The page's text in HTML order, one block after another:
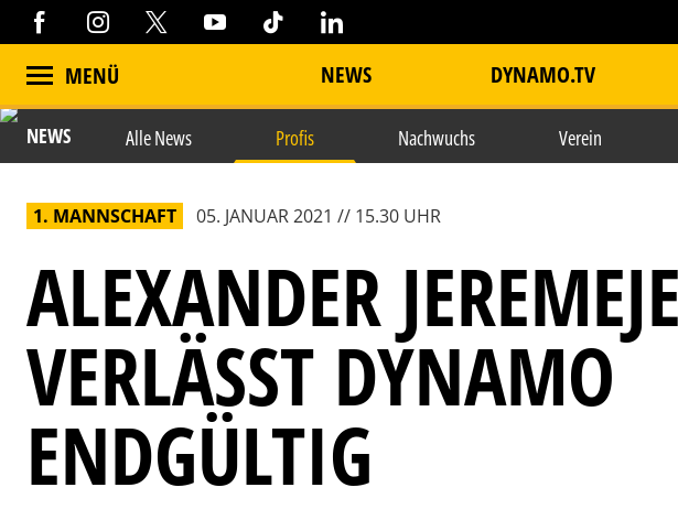
MENÜ NEWS DYNAMO.TV
NEWS Alle News Profis Nachwuchs Verein
1. MANNSCHAFT 05. JANUAR 2021 // 15.30 UHR
ALEXANDER
VERLÄSST DYNAMO
ENDGÜLTIG